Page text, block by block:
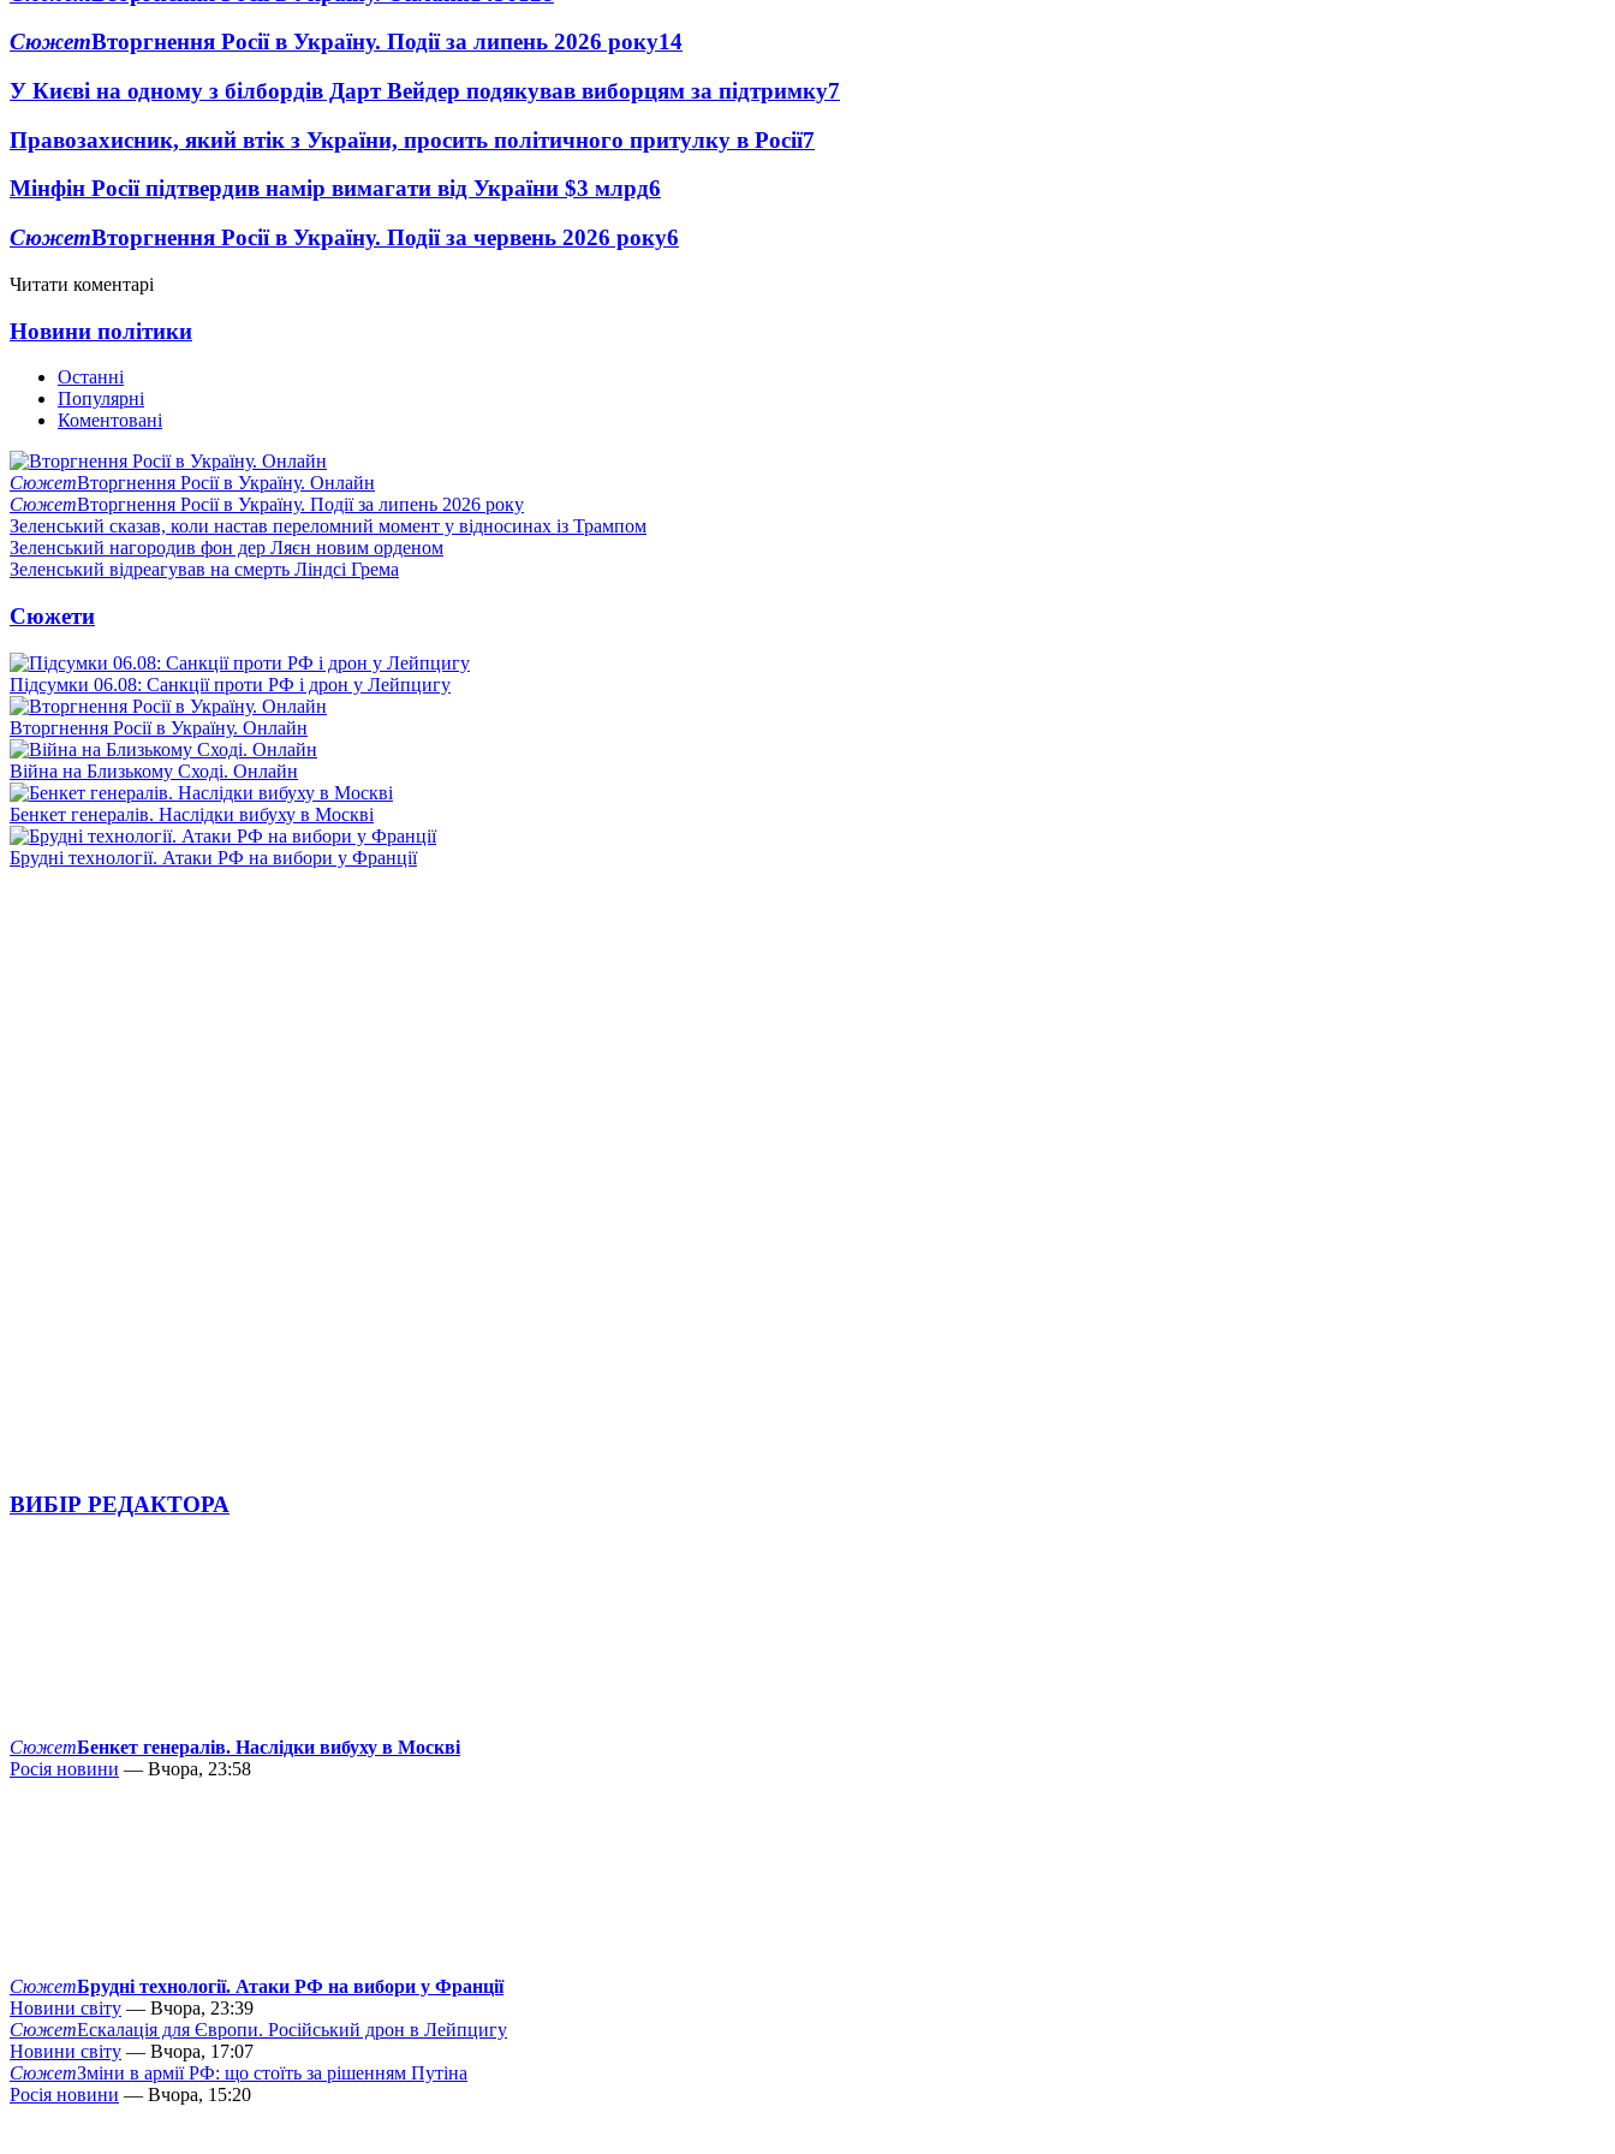
СюжетВторгнення Росії в Україну. Події за липень 2026 року14
У Києві на одному з білбордів Дарт Вейдер подякував виборцям за підтримку7
Правозахисник, який втік з України, просить політичного притулку в Росії7
Мінфін Росії підтвердив намір вимагати від України $3 млрд6
СюжетВторгнення Росії в Україну. Події за червень 2026 року6
Читати коментарі
Новини політики
Останні
Популярні
Коментовані
СюжетВторгнення Росії в Україну. Онлайн
СюжетВторгнення Росії в Україну. Події за липень 2026 року
Зеленський сказав, коли настав переломний момент у відносинах із Трампом
Зеленський нагородив фон дер Ляєн новим орденом
Зеленський відреагував на смерть Ліндсі Грема
Сюжети
Підсумки 06.08: Санкції проти РФ і дрон у Лейпцигу
Вторгнення Росії в Україну. Онлайн
Війна на Близькому Сході. Онлайн
Бенкет генералів. Наслідки вибуху в Москві
Брудні технології. Атаки РФ на вибори у Франції
ВИБІР РЕДАКТОРА
СюжетБенкет генералів. Наслідки вибуху в Москві
Росія новини — Вчора, 23:58
СюжетБрудні технології. Атаки РФ на вибори у Франції
Новини світу — Вчора, 23:39
СюжетЕскалація для Європи. Російський дрон в Лейпцигу
Новини світу — Вчора, 17:07
СюжетЗміни в армії РФ: що стоїть за рішенням Путіна
Росія новини — Вчора, 15:20